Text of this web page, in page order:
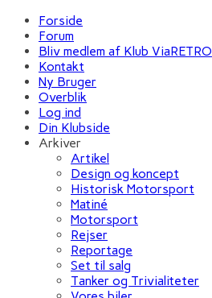
Forside
Forum
Bliv medlem af Klub ViaRETRO
Kontakt
Ny Bruger
Overblik
Log ind
Din Klubside
Arkiver
Artikel
Design og koncept
Historisk Motorsport
Matiné
Motorsport
Rejser
Reportage
Set til salg
Tanker og Trivialiteter